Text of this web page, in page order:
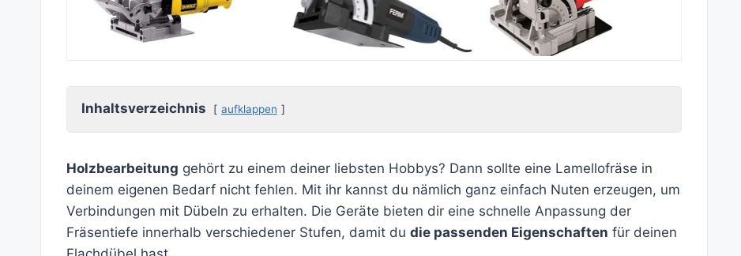
Inhaltsverzeichnis aufklappen
Holzbearbeitung gehört zu einem deiner liebsten Hobbys? Dann sollte eine Lamellofräse in
deinem eigenen Bedarf nicht fehlen. Mit ihr kannst du nämlich ganz einfach Nuten erzeugen, um
Verbindungen mit Dübeln zu erhalten. Die Geräte bieten dir eine schnelle Anpassung der
Fräsentiefe innerhalb verschiedener Stufen, damit du die passenden Eigenschaften für deinen